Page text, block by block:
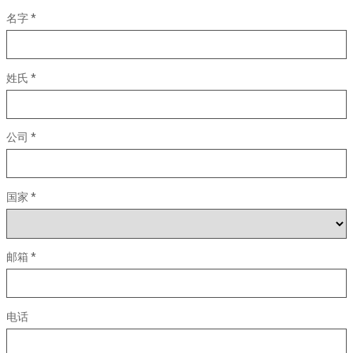
名字 *
姓氏 *
公司 *
国家 *
邮箱 *
电话